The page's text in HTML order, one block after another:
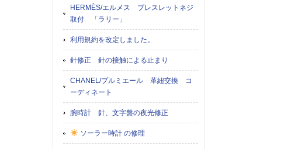
HERMÈS/エルメス ブレスレットネジ
取付 「ラリー」
利用規約を改定しました。
針修正 針の接触による止まり
CHANEL/プルミエール 革紐交換 コ
ーディネート
腕時計 針、文字盤の夜光修正
ソーラー時計 の修理